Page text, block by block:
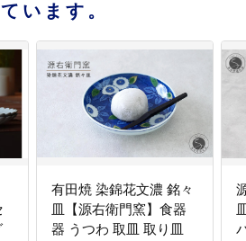
います。
有田焼 染錦花文濃 銘々
皿【源右衛門窯】食器
器 うつわ 取皿 取り皿